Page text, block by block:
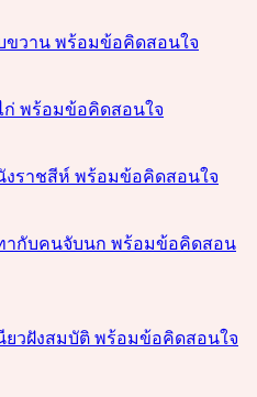
ขวาน พร้อมข้อคิดสอนใจ
ก่ พร้อมข้อคิดสอนใจ
งราชสีห์ พร้อมข้อคิดสอนใจ
ากับคนจับนก พร้อมข้อคิดสอน
ยวฝังสมบัติ พร้อมข้อคิดสอนใจ